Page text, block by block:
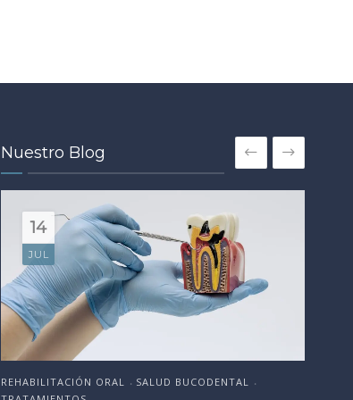
Nuestro Blog
14
JUL
REHABILITACIÓN ORAL • SALUD BUCODENTAL •
18
JUN
ESTÉTICA DENTAL • SALUD BUCODENTAL •